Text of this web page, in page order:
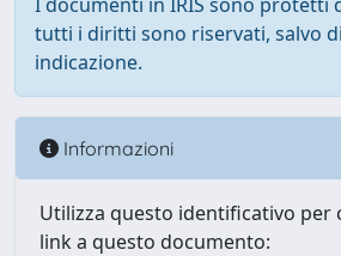
tutti i diritti sono riservati, salvo
indicazione.
Informazioni
Utilizza questo identificativo per
link a questo documento: